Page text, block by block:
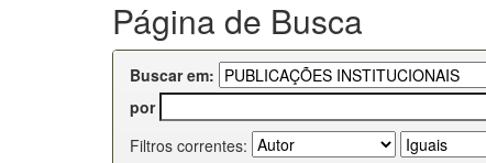
Página de Busca
Buscar em:
por
Filtros correntes: